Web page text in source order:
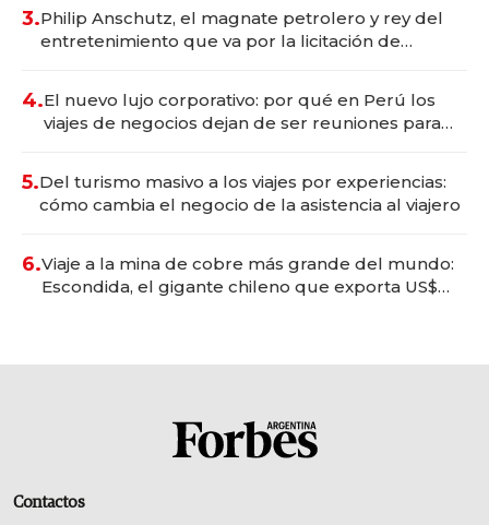
3.Philip Anschutz, el magnate petrolero y rey del
entretenimiento que va por la licitación de
4.El nuevo lujo corporativo: por qué en Perú los
viajes de negocios dejan de ser reuniones para
5.Del turismo masivo a los viajes por experiencias:
cómo cambia el negocio de la asistencia al viajero
6.Viaje a la mina de cobre más grande del mundo:
Escondida, el gigante chileno que exporta US$
Contactos